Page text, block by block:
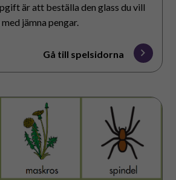
är att beställa den glass du vill
jämna pengar.
Gå till spelsidorna